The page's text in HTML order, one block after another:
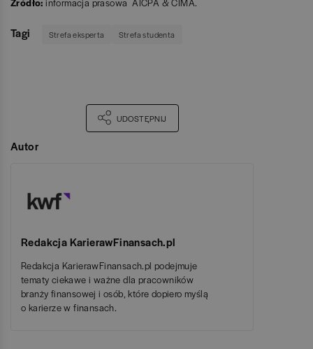
Tagi Strefa eksperta Strefa studenta
UDOSTĘPNIJ
Autor
Redakcja KarierawFinansach.pl
Redakcja KarierawFinansach.pl podejmuje
tematy ciekawe i ważne dla pracowników
branży finansowej i osób, które dopiero myślą
o karierze w finansach.